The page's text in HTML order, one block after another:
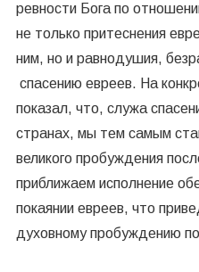
ревности Бога по
не только притеснения
ним, но и равнодушия,
спасению евреев. На
показал, что, служа
странах, мы тем самым
великого пробуждения
приближаем исполнение
покаянии евреев, что
духовному пробуждению